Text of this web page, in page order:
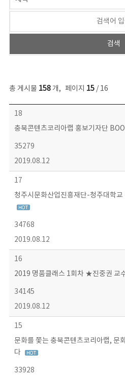
총 게시물 158개, 페이지 15/ 16
콘텐츠이슈 목록 - 번호, 제목, 작성자, 파일, 조회수, 작성일 정보 제공
18
충북콘텐츠코리아랩 홍보기자단
35279
2019.08.12
17
청주시문화산업진흥재단-청주대학
34768
2019.08.12
16
2019 명품클래스 1회차 ★진중권 교
34145
2019.08.12
15
문화를 쫓는 충북콘텐츠코리아랩, 문
다
33928